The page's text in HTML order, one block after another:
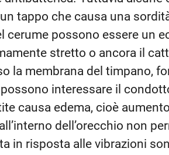
tappo che causa una
cerume possono essere
stretto o ancora il
la membrana del timpano,
interessare il
causa edema, cioè
dell’orecchio non
in risposta alle vibrazioni